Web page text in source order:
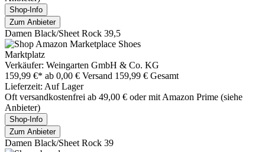
Shop-Info
Zum Anbieter
Damen Black/Sheet Rock 39,5
Marktplatz
Verkäufer: Weingarten GmbH & Co. KG
159,99 €* ab 0,00 € Versand 159,99 € Gesamt
Lieferzeit: Auf Lager
Oft versandkostenfrei ab 49,00 € oder mit Amazon Prime (siehe
Anbieter)
Shop-Info
Zum Anbieter
Damen Black/Sheet Rock 39